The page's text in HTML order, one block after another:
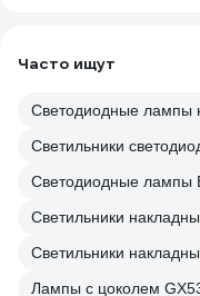
Часто ищут
Светодиодные лампы
Светильники
Светодиодные лампы
Светильники
Светильники
Лампы с цоколем